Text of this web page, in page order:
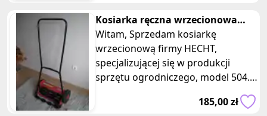
Kosiarka ręczna wrzecionowa
Hecht
Witam, Sprzedam kosiarkę
wrzecionową firmy HECHT,
specjalizującej się w produkcji
sprzętu ogrodniczego, model 504.
185,00 zł